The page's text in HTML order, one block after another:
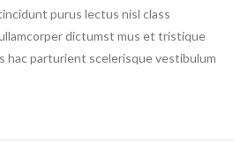
purus lectus nisl class
dictumst mus et tristique
hac parturient scelerisque vestibulum